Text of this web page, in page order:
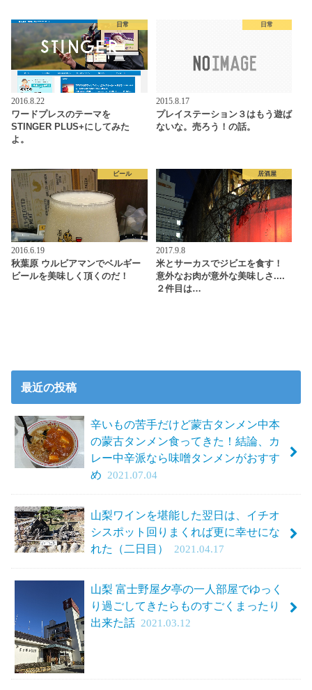
日常
2016.8.22
ワードプレスのテーマを
STINGER PLUS+にしてみた
よ。
日常
2015.8.17
プレイステーション３はもう遊ば
ないな。売ろう！の話。
ビール
2016.6.19
秋葉原 ウルビアマンでベルギー
ビールを美味しく頂くのだ！
居酒屋
2017.9.8
米とサーカスでジビエを食す！
意外なお肉が意外な美味しさ....
２件目は…
最近の投稿
辛いもの苦手だけど蒙古タンメン中本
の蒙古タンメン食ってきた！結論、カ
レー中辛派なら味噌タンメンがおすす
め
2021.07.04
山梨ワインを堪能した翌日は、イチオ
シスポット回りまくれば更に幸せにな
れた（二日目）
2021.04.17
山梨 富士野屋夕亭の一人部屋でゆっく
り過ごしてきたらものすごくまったり
出来た話 2021.03.12